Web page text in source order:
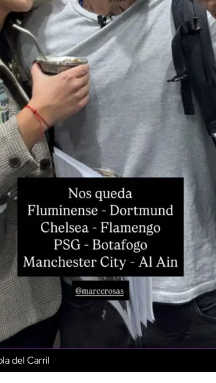
del Carril